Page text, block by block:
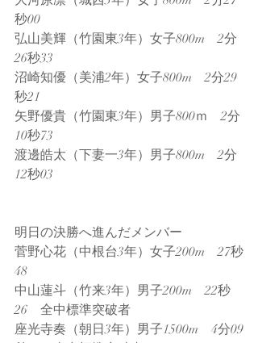
秒00
弘山美輝（竹園東3年）女子800m　2分
26秒33
沼崎知優（美浦2年）女子800m　2分29
秒21
矢野優貴（竹園東3年）男子800ｍ　2分
10秒73
渡邊皓太（下妻一3年）男子800m　2分
12秒03
明日の決勝へ進んだメンバー
菅野心花（中根台3年）女子200m　27秒
48
中山蓮斗（竹来3年）男子200m　22秒
26　全中標準突破者
座光寺奏（朝日3年）男子1500m　4分09